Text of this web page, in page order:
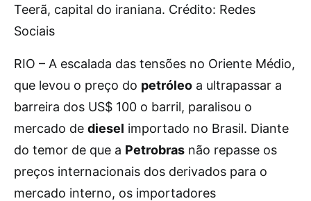
Teerã, capital do iraniana. Crédito: Redes
Sociais
RIO – A escalada das tensões no Oriente Médio,
que levou o preço do petróleo a ultrapassar a
barreira dos US$ 100 o barril, paralisou o
mercado de diesel importado no Brasil. Diante
do temor de que a Petrobras não repasse os
preços internacionais dos derivados para o
mercado interno, os importadores